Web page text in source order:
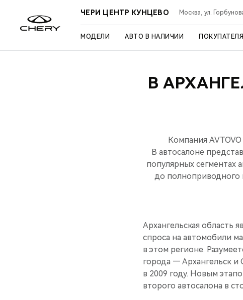
ЧЕРИ ЦЕНТР КУНЦЕВО Москва, ул.
МОДЕЛИ АВТО В НАЛИЧИИ
В
Компания
В автосалоне
популярных сегментах
до полноприводного
Архангельская область
спроса на автомобили
в этом регионе.
города — Архангельск и
в 2009 году. Новым
второго автосалона в